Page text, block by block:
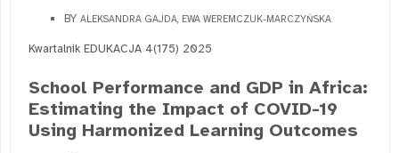
BY ALEKSANDRA GAJDA, EWA WEREMCZUK-MARCZYŃSKA
Kwartalnik EDUKACJA 4(175) 2025
School Performance and GDP in Africa:
Estimating the Impact of COVID-19
Using Harmonized Learning Outcomes